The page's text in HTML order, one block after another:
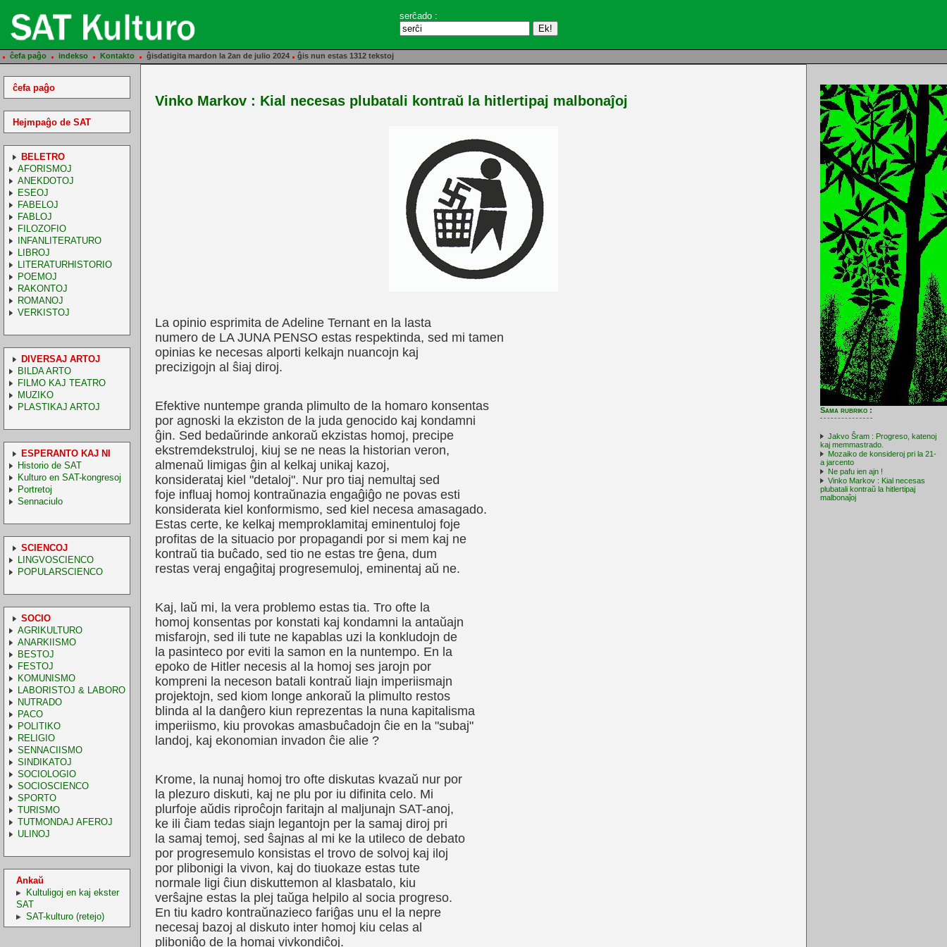
serĉado :
. ĉefa paĝo . indekso . Kontakto . ĝisdatigita mardon la 2an de julio 2024 . ĝis nun estas 1312 tekstoj
ĉefa paĝo
Hejmpaĝo de SAT
BELETRO
AFORISMOJ
ANEKDOTOJ
ESEOJ
FABELOJ
FABLOJ
FILOZOFIO
INFANLITERATURO
LIBROJ
LITERATURHISTORIO
POEMOJ
RAKONTOJ
ROMANOJ
VERKISTOJ
DIVERSAJ ARTOJ
BILDA ARTO
FILMO KAJ TEATRO
MUZIKO
PLASTIKAJ ARTOJ
ESPERANTO KAJ NI
Historio de SAT
Kulturo en SAT-kongresoj
Portretoj
Sennaciulo
SCIENCOJ
LINGVOSCIENCO
POPULARSCIENCO
SOCIO
AGRIKULTURO
ANARKIISMO
BESTOJ
FESTOJ
KOMUNISMO
LABORISTOJ & LABORO
NUTRADO
PACO
POLITIKO
RELIGIO
SENNACIISMO
SINDIKATOJ
SOCIOLOGIO
SOCIOSCIENCO
SPORTO
TURISMO
TUTMONDAJ AFEROJ
ULINOJ
Ankaŭ
Kultuligoj en kaj ekster
SAT
SAT-kulturo (retejo)
Vinko Markov : Kial necesas plubatali kontraŭ la hitlertipaj malbonaĵoj
La opinio esprimita de Adeline Ternant en la lasta
numero de LA JUNA PENSO estas respektinda, sed mi tamen
opinias ke necesas alporti kelkajn nuancojn kaj
precizigojn al ŝiaj diroj.
Efektive nuntempe granda plimulto de la homaro konsentas
por agnoski la ekziston de la juda genocido kaj kondamni
ĝin. Sed bedaŭrinde ankoraŭ ekzistas homoj, precipe
ekstremdekstruloj, kiuj se ne neas la historian veron,
almenaŭ limigas ĝin al kelkaj unikaj kazoj,
konsiderataj kiel "detaloj". Nur pro tiaj nemultaj sed
foje influaj homoj kontraŭnazia engaĝiĝo ne povas esti
konsiderata kiel konformismo, sed kiel necesa amasagado.
Estas certe, ke kelkaj memproklamitaj eminentuloj foje
profitas de la situacio por propagandi por si mem kaj ne
kontraŭ tia buĉado, sed tio ne estas tre ĝena, dum
restas veraj engaĝitaj progresemuloj, eminentaj aŭ ne.
Kaj, laŭ mi, la vera problemo estas tia. Tro ofte la
homoj konsentas por konstati kaj kondamni la antaŭajn
misfarojn, sed ili tute ne kapablas uzi la konkludojn de
la pasinteco por eviti la samon en la nuntempo. En la
epoko de Hitler necesis al la homoj ses jarojn por
kompreni la neceson batali kontraŭ liajn imperiismajn
projektojn, sed kiom longe ankoraŭ la plimulto restos
blinda al la danĝero kiun reprezentas la nuna kapitalisma
imperiismo, kiu provokas amasbuĉadojn ĉie en la "subaj"
landoj, kaj ekonomian invadon ĉie alie ?
Krome, la nunaj homoj tro ofte diskutas kvazaŭ nur por
la plezuro diskuti, kaj ne plu por iu difinita celo. Mi
plurfoje aŭdis riproĉojn faritajn al maljunajn SAT-anoj,
ke ili ĉiam tedas siajn legantojn per la samaj diroj pri
la samaj temoj, sed ŝajnas al mi ke la utileco de debato
por progresemulo konsistas el trovo de solvoj kaj iloj
por plibonigi la vivon, kaj do tiuokaze estas tute
normale ligi ĉiun diskuttemon al klasbatalo, kiu
verŝajne estas la plej taŭga helpilo al socia progreso.
En tiu kadro kontraŭnazieco fariĝas unu el la nepre
necesaj bazoj al diskuto inter homoj kiu celas al
pliboniĝo de la homaj vivkondiĉoj.
Sama rubriko :
Jakvo Ŝram : Progreso, katenoj
kaj memmastrado.
Mozaiko de konsideroj pri la 21-
a jarcento
Ne pafu ien ajn !
Vinko Markov : Kial necesas
plubatali kontraŭ la hitlertipaj
malbonaĵoj